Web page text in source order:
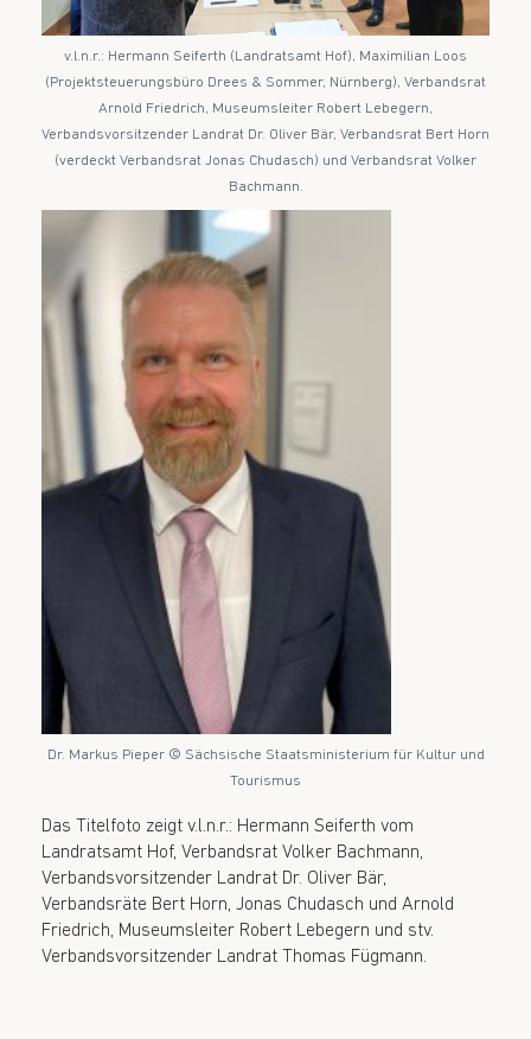
v.l.n.r.: Hermann Seiferth (Landratsamt Hof), Maximilian Loos
(Projektsteuerungsbüro Drees & Sommer, Nürnberg), Verbandsrat
Arnold Friedrich, Museumsleiter Robert Lebegern,
Verbandsvorsitzender Landrat Dr. Oliver Bär, Verbandsrat Bert Horn
(verdeckt Verbandsrat Jonas Chudasch) und Verbandsrat Volker
Bachmann.
Dr. Markus Pieper © Sächsische Staatsministerium für Kultur und
Tourismus
Das Titelfoto zeigt v.l.n.r.: Hermann Seiferth vom
Landratsamt Hof, Verbandsrat Volker Bachmann,
Verbandsvorsitzender Landrat Dr. Oliver Bär,
Verbandsräte Bert Horn, Jonas Chudasch und Arnold
Friedrich, Museumsleiter Robert Lebegern und stv.
Verbandsvorsitzender Landrat Thomas Fügmann.